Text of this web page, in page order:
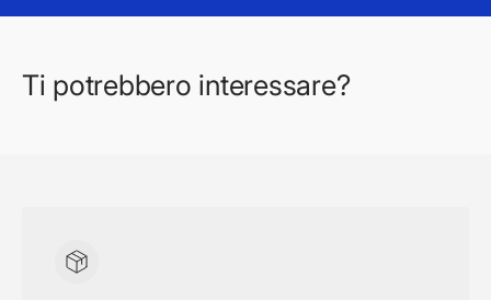
Ti potrebbero interessare?